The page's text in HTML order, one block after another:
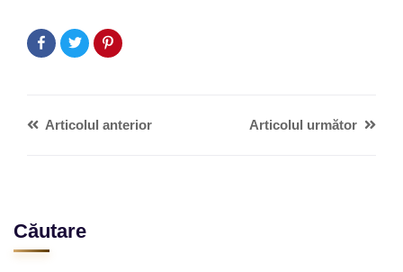
Articolul anterior Articolul următor
Căutare